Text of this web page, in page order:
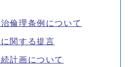
倫理条例について
関する提言
計画について